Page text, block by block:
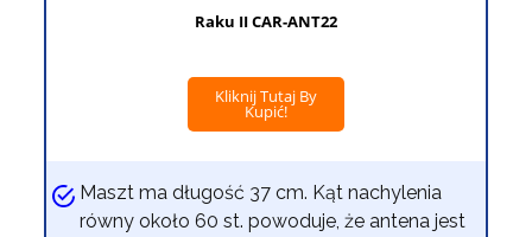
Raku II CAR-ANT22
Kliknij Tutaj By
Kupić!
Maszt ma długość 37 cm. Kąt nachylenia
równy około 60 st. powoduje, że antena jest